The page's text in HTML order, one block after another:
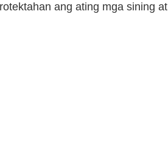
ang ating mga sining at